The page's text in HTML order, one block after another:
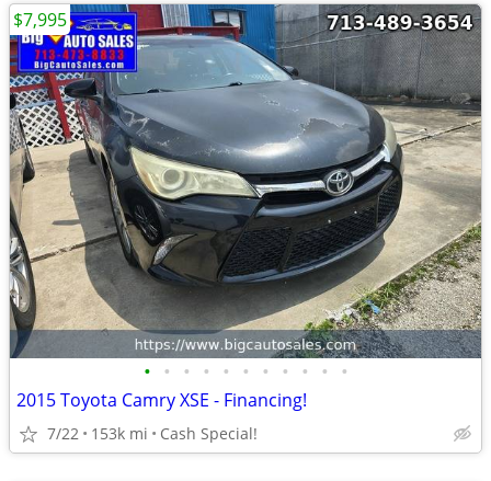
• • • • • • • • • • •
2015 Toyota Camry XSE - Financing!
7/22 153k mi Cash Special!
$7,995